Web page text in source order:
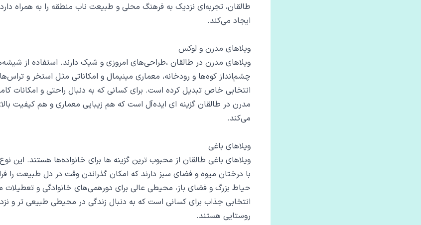
طالقان، تجربه‌ای نزدیک به فرهنگ محلی و طبیعت ناب منطقه را به همراه
ایجاد می‌کند.
ویلاهای مدرن و لوکس
ویلاهای مدرن در طالقان ،طراحی‌های امروزی و شیک دارند. استفاده از
چشم‌انداز کوه‌ها و رودخانه، معماری مینیمال و امکاناتی مثل استخر و
انتخابی خاص تبدیل کرده است. برای کسانی که به دنبال راحتی و امکانات
مدرن در طالقان گزینه‌ ای ایده‌آل است که هم زیبایی معماری و هم کیفیت
می‌کند.
ویلاهای باغی
ویلاهای باغی طالقان از محبوب ‌ترین گزینه‌ ها برای خانواده‌ها هستند. این
با درختان میوه و فضای سبز دارند که امکان گذراندن وقت در دل طبیعت را
حیاط بزرگ و فضای باز، محیطی عالی برای دورهمی‌های خانوادگی و تعطیلات
انتخابی جذاب برای کسانی است که به دنبال زندگی در محیطی طبیعی ‌تر و
روستایی هستند.